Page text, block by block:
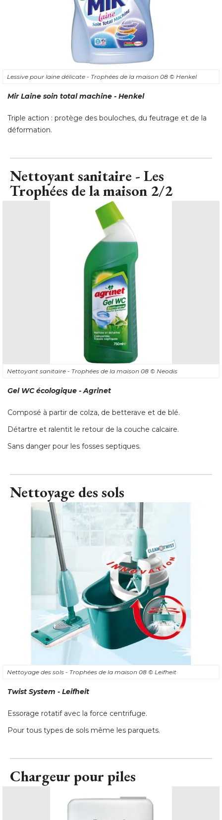
Lessive pour laine délicate - Trophées de la maison 08 © Henkel
Mir Laine soin total machine - Henkel
Triple action : protège des bouloches, du feutrage et de la
déformation.
Nettoyant sanitaire - Les
Trophées de la maison 2/2
Nettoyant sanitaire - Trophées de la maison 08 © Neodis
Gel WC écologique - Agrinet
Composé à partir de colza, de betterave et de blé.
Détartre et ralentit le retour de la couche calcaire.
Sans danger pour les fosses septiques.
Nettoyage des sols
Nettoyage des sols - Trophées de la maison 08 © Leifheit
Twist System - Leifheit
Essorage rotatif avec la force centrifuge.
Pour tous types de sols même les parquets.
Chargeur pour piles